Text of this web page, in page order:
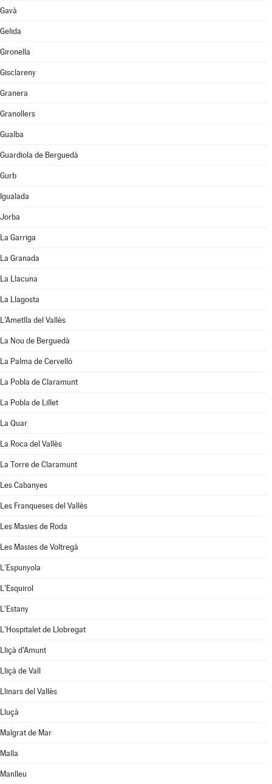
Gavà
Gelida
Gironella
Gisclareny
Granera
Granollers
Gualba
Guardiola de Berguedà
Gurb
Igualada
Jorba
La Garriga
La Granada
La Llacuna
La Llagosta
L'Ametlla del Vallès
La Nou de Berguedà
La Palma de Cervelló
La Pobla de Claramunt
La Pobla de Lillet
La Quar
La Roca del Vallès
La Torre de Claramunt
Les Cabanyes
Les Franqueses del Vallès
Les Masies de Roda
Les Masies de Voltregà
L'Espunyola
L'Esquirol
L'Estany
L'Hospitalet de Llobregat
Lliçà d'Amunt
Lliçà de Vall
Llinars del Vallès
Lluçà
Malgrat de Mar
Malla
Manlleu